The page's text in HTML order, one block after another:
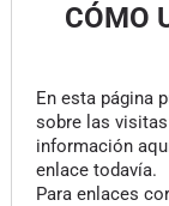
CÓMO
En esta página
sobre las
información
enlace todavía.
Para enlaces